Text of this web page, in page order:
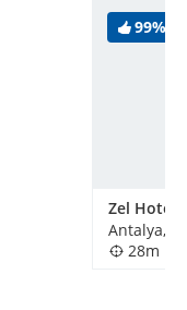
99%
Zel Hotel
Antalya,
28m